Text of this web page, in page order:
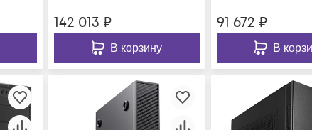
142 013 ₽
В корзину
91 672 ₽
В